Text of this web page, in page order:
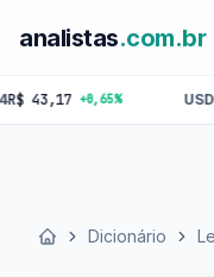
analistas.com.br
+0,65% USD/BRL
Início Dicionário